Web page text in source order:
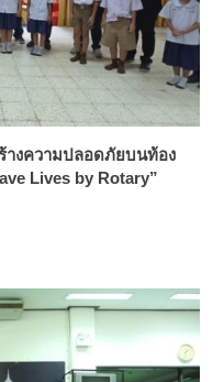
างความปลอดภัยบนท้อง
Lives by Rotary”